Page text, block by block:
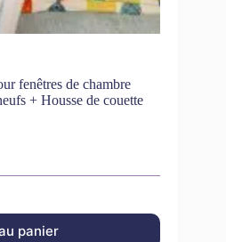
fenêtres de chambre
+ Housse de couette
panier